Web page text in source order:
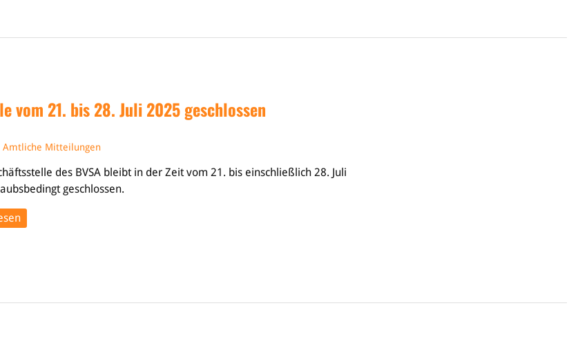
vom 21. bis 28. Juli 2025 geschlossen
Amtliche Mitteilungen
des BVSA bleibt in der Zeit vom 21. bis einschließlich 28. Juli
geschlossen.